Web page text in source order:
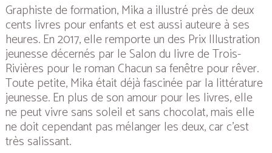
Graphiste de formation, Mika a illustré près de deux
cents livres pour enfants et est aussi auteure à ses
heures. En 2017, elle remporte un des Prix Illustration
jeunesse décernés par le Salon du livre de Trois-
Rivières pour le romanChacun sa fenêtre pour rêver.
Toute petite, Mika était déjà fascinée par la littérature
jeunesse. En plus de son amour pour les livres, elle
ne peut vivre sans soleil et sans chocolat, mais elle
ne doit cependant pas mélanger les deux, car c’est
très salissant.